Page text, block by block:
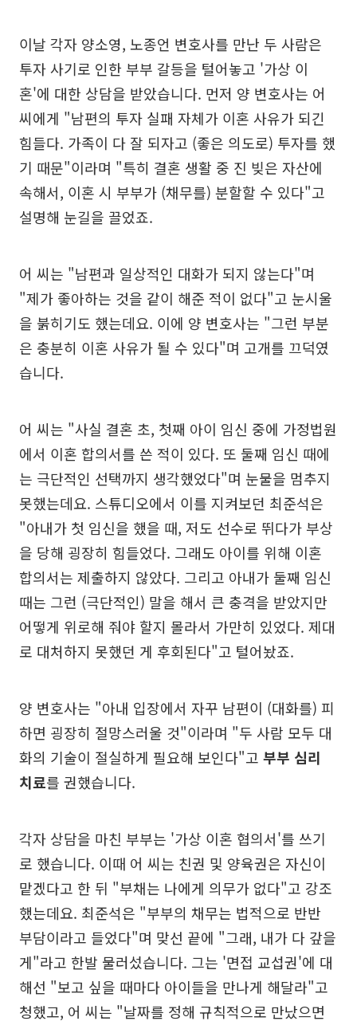
이날 각자 양소영, 노종언 변호사를 만난 두 사람은
투자 사기로 인한 부부 갈등을 털어놓고 '가상 이
혼'에 대한 상담을 받았습니다. 먼저 양 변호사는 어
씨에게 "남편의 투자 실패 자체가 이혼 사유가 되긴
힘들다. 가족이 다 잘 되자고 (좋은 의도로) 투자를 했
기 때문"이라며 "특히 결혼 생활 중 진 빚은 자산에
속해서, 이혼 시 부부가 (채무를) 분할할 수 있다"고
설명해 눈길을 끌었죠.
어 씨는 "남편과 일상적인 대화가 되지 않는다"며
"제가 좋아하는 것을 같이 해준 적이 없다"고 눈시울
을 붉히기도 했는데요. 이에 양 변호사는 "그런 부분
은 충분히 이혼 사유가 될 수 있다"며 고개를 끄덕였
습니다.
어 씨는 "사실 결혼 초, 첫째 아이 임신 중에 가정법원
에서 이혼 합의서를 쓴 적이 있다. 또 둘째 임신 때에
는 극단적인 선택까지 생각했었다"며 눈물을 멈추지
못했는데요. 스튜디오에서 이를 지켜보던 최준석은
"아내가 첫 임신을 했을 때, 저도 선수로 뛰다가 부상
을 당해 굉장히 힘들었다. 그래도 아이를 위해 이혼
합의서는 제출하지 않았다. 그리고 아내가 둘째 임신
때는 그런 (극단적인) 말을 해서 큰 충격을 받았지만
어떻게 위로해 줘야 할지 몰라서 가만히 있었다. 제대
로 대처하지 못했던 게 후회된다"고 털어놨죠.
양 변호사는 "아내 입장에서 자꾸 남편이 (대화를) 피
하면 굉장히 절망스러울 것"이라며 "두 사람 모두 대
화의 기술이 절실하게 필요해 보인다"고 부부 심리
치료를 권했습니다.
각자 상담을 마친 부부는 '가상 이혼 협의서'를 쓰기
로 했습니다. 이때 어 씨는 친권 및 양육권은 자신이
맡겠다고 한 뒤 "부채는 나에게 의무가 없다"고 강조
했는데요. 최준석은 "부부의 채무는 법적으로 반반
부담이라고 들었다"며 맞선 끝에 "그래, 내가 다 갚을
게"라고 한발 물러섰습니다. 그는 '면접 교섭권'에 대
해선 "보고 싶을 때마다 아이들을 만나게 해달라"고
청했고, 어 씨는 "날짜를 정해 규칙적으로 만났으면